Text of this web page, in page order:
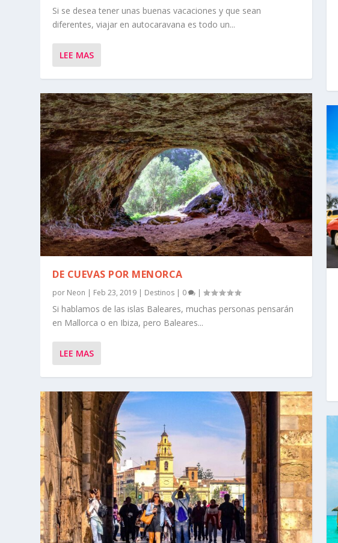
Si se desea tener unas buenas vacaciones y que sean
diferentes, viajar en autocaravana es todo un...
LEE MAS
DE CUEVAS POR MENORCA
por Neon | Feb 23, 2019 | Destinos | 0 |
Si hablamos de las islas Baleares, muchas personas pensarán
en Mallorca o en Ibiza, pero Baleares...
LEE MAS